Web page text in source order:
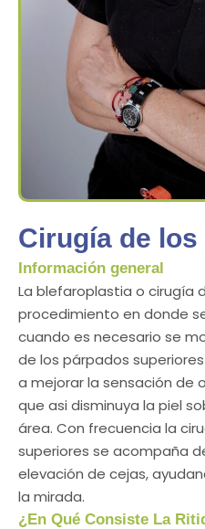
Cirugía de
Información general
La blefaroplastia o cirugía
procedimiento en donde
cuando es necesario se
de los párpados
a mejorar la sensación de
que asi disminuya la piel
área. Con frecuencia la
superiores se acompaña
elevación de cejas,
la mirada.
¿En Qué Consiste La